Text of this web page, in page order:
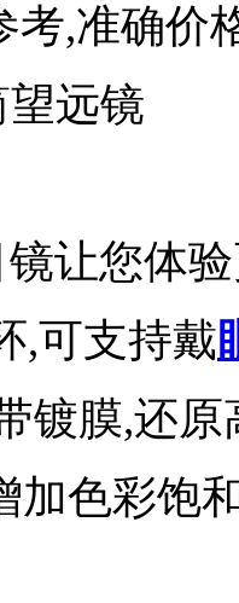
考,准确价
远镜
让您体
,可支持戴
镀膜,还
加色彩饱